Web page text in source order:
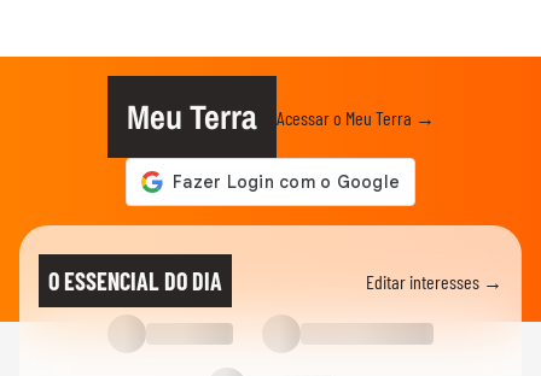
Meu Terra Acessar o Meu Terra →
O ESSENCIAL DO DIA Editar interesses →